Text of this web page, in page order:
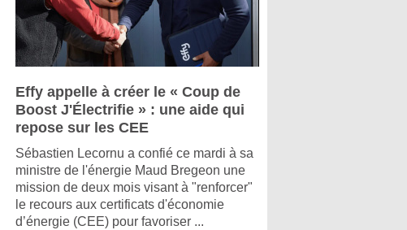
Effy appelle à créer le « Coup de
Boost J'Électrifie » : une aide qui
repose sur les CEE
Sébastien Lecornu a confié ce mardi à sa
ministre de l'énergie Maud Bregeon une
mission de deux mois visant à "renforcer"
le recours aux certificats d'économie
d’énergie (CEE) pour favoriser ...